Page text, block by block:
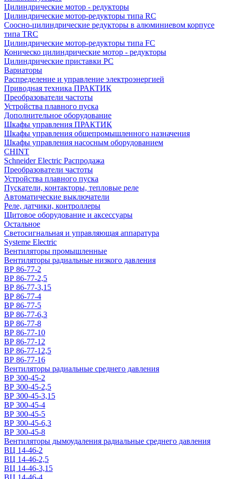
Цилиндрические мотор - редукторы
Цилиндрические мотор-редукторы типа RC
Соосно-цилиндрические редукторы в алюминиевом корпусе
типа TRC
Цилиндрические мотор-редукторы типа FC
Коническо цилиндрические мотор - редукторы
Цилиндрические приставки PC
Вариаторы
Распределение и управление электроэнергией
Приводная техника ПРАКТИК
Преобразователи частоты
Устройства плавного пуска
Дополнительное оборудование
Шкафы управления ПРАКТИК
Шкафы управления общепромышленного назначения
Шкафы управления насосным оборудованием
CHINT
Schneider Electric Распродажа
Преобразователи частоты
Устройства плавного пуска
Пускатели, контакторы, тепловые реле
Автоматические выключатели
Реле, датчики, контроллеры
Щитовое оборудование и аксессуары
Остальное
Светосигнальная и управляющая аппаратура
Systeme Electric
Вентиляторы промышленные
Вентиляторы радиальные низкого давления
ВР 86-77-2
ВР 86-77-2,5
ВР 86-77-3,15
ВР 86-77-4
ВР 86-77-5
ВР 86-77-6,3
ВР 86-77-8
ВР 86-77-10
ВР 86-77-12
ВР 86-77-12,5
ВР 86-77-16
Вентиляторы радиальные среднего давления
ВР 300-45-2
ВР 300-45-2,5
ВР 300-45-3,15
ВР 300-45-4
ВР 300-45-5
ВР 300-45-6,3
ВР 300-45-8
Вентиляторы дымоудаления радиальные среднего давления
ВЦ 14-46-2
ВЦ 14-46-2,5
ВЦ 14-46-3,15
ВЦ 14-46-4